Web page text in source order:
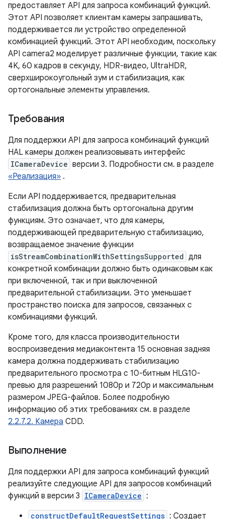
предоставляет API для запроса комбинаций функций.
Этот API позволяет клиентам камеры запрашивать,
поддерживается ли устройство определенной
комбинацией функций. Этот API необходим, поскольку
API camera2 моделирует различные функции, такие как
4K, 60 кадров в секунду, HDR-видео, UltraHDR,
сверхширокоугольный зум и стабилизация, как
ортогональные элементы управления.
Требования
Для поддержки API для запроса комбинаций функций
HAL камеры должен реализовывать интерфейс
ICameraDevice версии 3. Подробности см. в разделе
«Реализация» .
Если API поддерживается, предварительная
стабилизация должна быть ортогональна другим
функциям. Это означает, что для камеры,
поддерживающей предварительную стабилизацию,
возвращаемое значение функции
isStreamCombinationWithSettingsSupported для
конкретной комбинации должно быть одинаковым как
при включенной, так и при выключенной
предварительной стабилизации. Это уменьшает
пространство поиска для запросов, связанных с
комбинациями функций.
Кроме того, для класса производительности
воспроизведения медиаконтента 15 основная задняя
камера должна поддерживать стабилизацию
предварительного просмотра с 10-битным HLG10-
превью для разрешений 1080p и 720p и максимальным
размером JPEG-файлов. Более подробную
информацию об этих требованиях см. в разделе
2.2.7.2. Камера CDD.
Выполнение
Для поддержки API для запроса комбинаций функций
реализуйте следующие API для запросов комбинаций
функций в версии 3 ICameraDevice :
constructDefaultRequestSettings : Создает